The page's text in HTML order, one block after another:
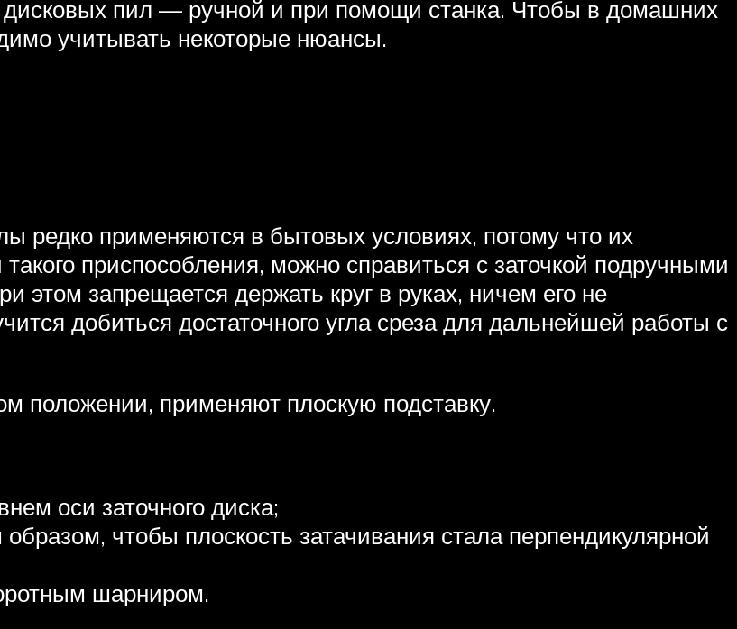
дисковых пил — ручной и при помощи станка. Чтобы в домашних
учитывать некоторые нюансы.
редко применяются в бытовых условиях, потому что их
приспособления, можно справиться с заточкой подручными
этом запрещается держать круг в руках, ничем его не
добиться достаточного угла среза для дальнейшей работы с
положении, применяют плоскую подставку.
оси заточного диска;
чтобы плоскость затачивания стала перпендикулярной
шарниром.